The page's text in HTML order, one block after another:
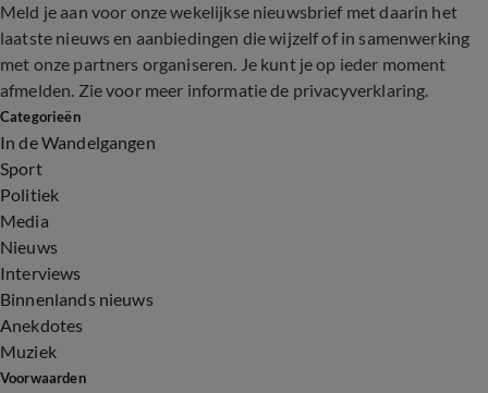
Meld je aan voor onze wekelijkse nieuwsbrief met daarin het
laatste nieuws en aanbiedingen die wijzelf of in samenwerking
met onze partners organiseren. Je kunt je op ieder moment
afmelden. Zie voor meer informatie de privacyverklaring.
Categorieën
In de Wandelgangen
Sport
Politiek
Media
Nieuws
Interviews
Binnenlands nieuws
Anekdotes
Muziek
Voorwaarden